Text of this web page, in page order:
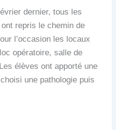
dernier, tous les
repris le chemin de
l’occasion les locaux
opératoire, salle de
élèves ont apporté une
une pathologie puis